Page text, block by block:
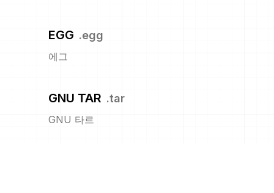
EGG .egg
에그
GNU TAR .tar
GNU 타르